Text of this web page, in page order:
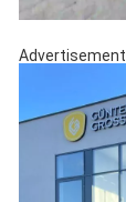
Advertisement